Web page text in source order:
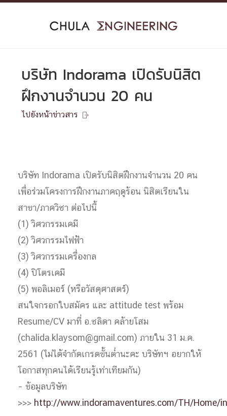
Skip
บริษัท Indorama เปิดรับนิสิต
ฝึกงานจำนวน 20 คน
ไปยังหน้าข่าวสาร 
บริษัท Indorama เปิดรับนิสิตฝึกงานจำนวน 20 คน
เพื่อร่วมโครงการฝึกงานภาคฤดูร้อน นิสิตเรียนใน
สาขา/ภาควิชา ต่อไปนี้
(1) วิศวกรรมเคมี
(2) วิศวกรรมไฟฟ้า
(3) วิศวกรรมเครื่องกล
(4) ปิโตรเคมี
(5) พอลิเมอร์ (หรือวัสดุศาสตร์)
สนใจกรอกใบสมัคร และ attitude test พร้อม
Resume/CV มาที่ อ.ชลิดา คล้ายโสม
(chalida.klaysom@gmail.com) ภายใน 31 ม.ค.
2561 (ไม่ได้จำกัดเกรดขั้นต่ำนะคะ บริษัทฯ อยากให้
โอกาสทุกคนได้เรียนรู้เท่าเทียมกัน)
– ข้อมูลบริษัท
>>>http://www.indoramaventures.com/TH/Home/